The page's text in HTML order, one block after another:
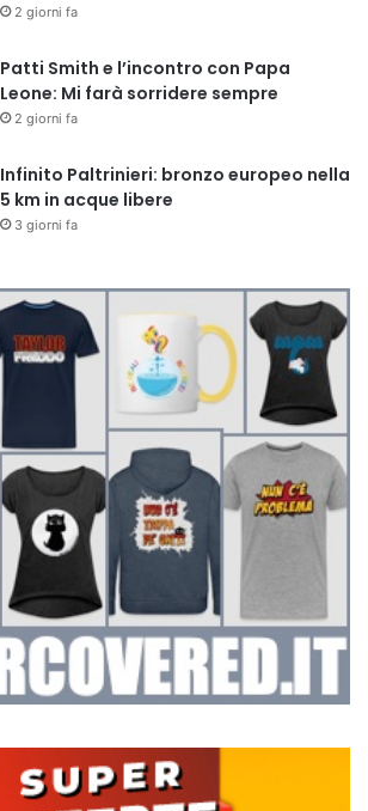
2 giorni fa
Patti Smith e l’incontro con Papa
Leone: Mi farà sorridere sempre
2 giorni fa
Infinito Paltrinieri: bronzo europeo nella
5 km in acque libere
3 giorni fa